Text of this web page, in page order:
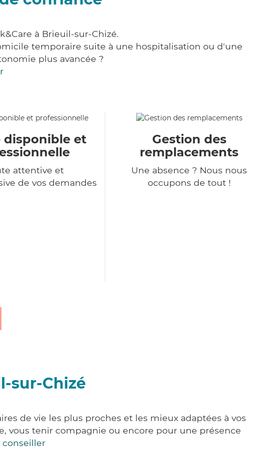
à Brieuil-sur-Chizé.
temporaire suite à une hospitalisation ou d'une
plus avancée ?
disponible et
attentive et
de vos demandes
Gestion des
remplacements
Une absence ? Nous nous
occupons de tout !
sur-Chizé
de vie les plus proches et les mieux adaptées à vos
vous tenir compagnie ou encore pour une présence